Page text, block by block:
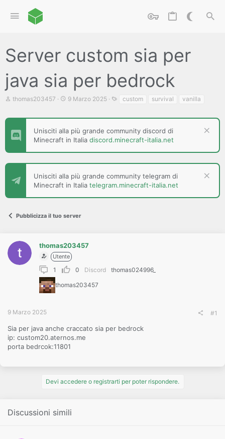
Server custom sia per
java sia per bedrock
C
t
o
e
D
s
c
e
thomas203457
D
d
i
n
i
i
o
9 Marzo 2025 custom survival vanilla
Unisciti alla più grande community discord di
Minecraft in Italia discord.minecraft-italia.net
Unisciti alla più grande community telegram di
Minecraft in Italia telegram.minecraft-italia.net
Pubblicizza il tuo server
thomas203457
Utente
1 0 Discord
thomas024996_
thomas203457
9 Marzo 2025 #1
Sia per java anche craccato sia per bedrock
ip: custom20.aternos.me
porta bedrcok:11801
Devi accedere o registrarti per poter rispondere.
Discussioni simili